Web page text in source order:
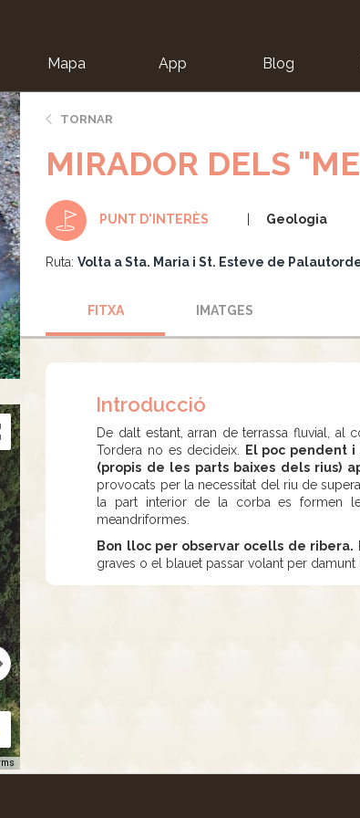
Mapa App Blog
TORNAR
MIRADOR DELS
PUNT D'INTERÈS Geologia
Ruta: Volta a Sta. Maria i St. Esteve de
FITXA IMATGES
Introducció
De dalt estant, arran de terrassa fluvial, al
Tordera no es decideix.
El poc pendent
(propis de les parts baixes dels rius)
provocats per la necessitat del riu de
la part interior de la corba es formen
meandriformes.
Bon lloc per observar ocells de ribera.
graves o el blauet passar volant per damunt